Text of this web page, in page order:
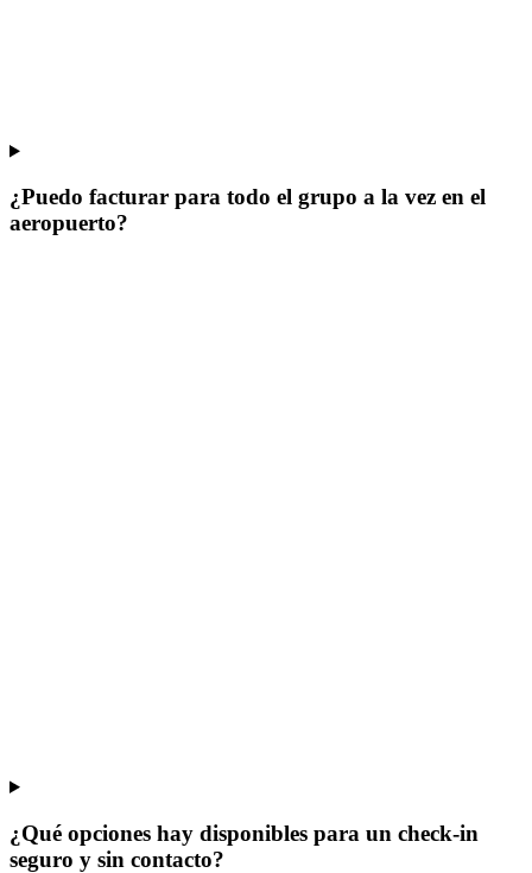
¿Puedo facturar para todo el grupo a la vez en el
aeropuerto?
¿Qué opciones hay disponibles para un check-in
seguro y sin contacto?